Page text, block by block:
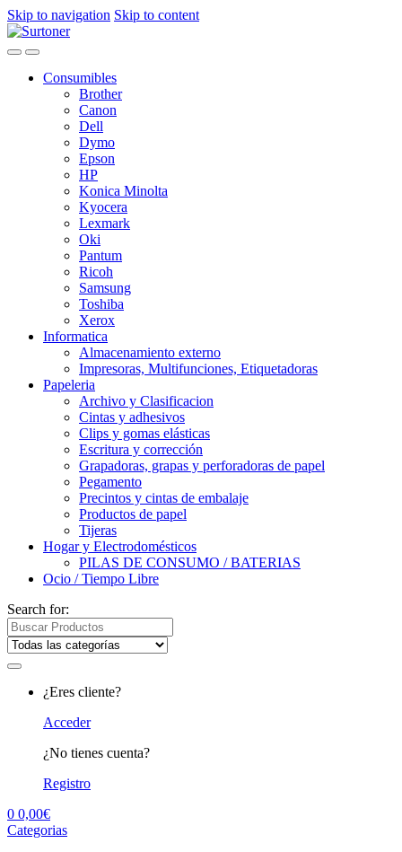
Skip to navigation Skip to content
Consumibles
Brother
Canon
Dell
Dymo
Epson
HP
Konica Minolta
Kyocera
Lexmark
Oki
Pantum
Ricoh
Samsung
Toshiba
Xerox
Informatica
Almacenamiento externo
Impresoras, Multifunciones, Etiquetadoras
Papeleria
Archivo y Clasificacion
Cintas y adhesivos
Clips y gomas elásticas
Escritura y corrección
Grapadoras, grapas y perforadoras de papel
Pegamento
Precintos y cintas de embalaje
Productos de papel
Tijeras
Hogar y Electrodomésticos
PILAS DE CONSUMO / BATERIAS
Ocio / Tiempo Libre
Search for:
¿Eres cliente?
Acceder
¿No tienes cuenta?
Registro
0 0,00€
Categorias